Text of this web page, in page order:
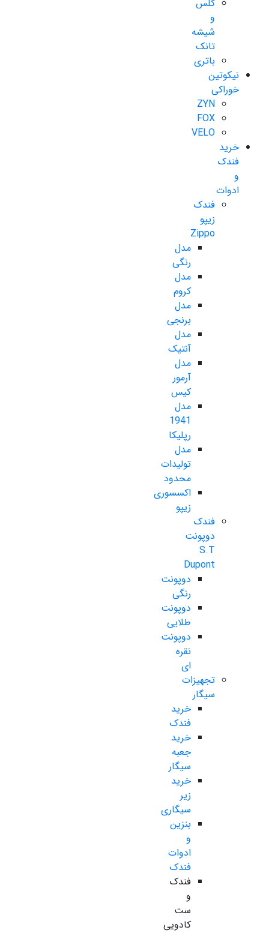
گلس
و
شیشه
تانک
باتری
نیکوتین
خوراکی
ZYN
FOX
VELO
خرید
فندک
و
ادوات
فندک
زیپو
Zippo
مدل
رنگی
مدل
کروم
مدل
برنجی
مدل
آنتیک
مدل
آرمور
کیس
مدل
1941
رپلیکا
مدل
تولیدات
محدود
اکسسوری
زیپو
فندک
دوپونت
S.T
Dupont
دوپونت
رنگی
دوپونت
طلایی
دوپونت
نقره
ای
تجهیزات
سیگار
خرید
فندک
خرید
جعبه
سیگار
خرید
زیر
سیگاری
بنزین
و
ادوات
فندک
فندک
و
ست
کادویی